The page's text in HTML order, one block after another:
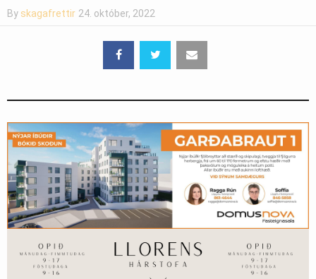
By skagafrettir 24. október, 2022